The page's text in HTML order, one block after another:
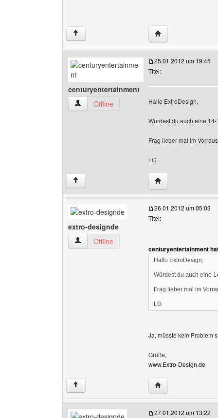
↑ Website dieses
centuryentertainment
centuryentertainment Benutzer-Profile
Offline
25.01.2012 um 19:45
Titel:
Hallo ExtroDesign,
Würdest du auch eine
Frag lieber mal im
LG
↑ Website dieses
extro-designde
extro-designde Benutzer-Profile anzeigen
Offline
26.01.2012 um 05:03
Titel:
centuryentertainment
Hallo ExtroDesign,
Würdest du auch eine
Frag lieber mal im
LG
Ja, müsste kein Problem
Grüße,
www.Extro-Design.de
↑ Website dieses
27.01.2012 um 13:22